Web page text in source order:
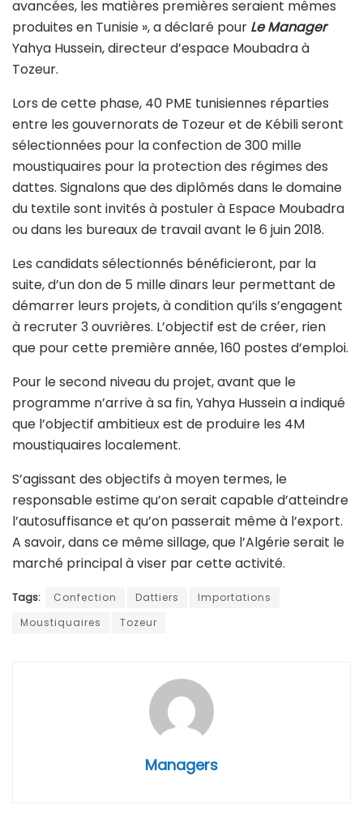
avancées, les matières premières seraient mêmes
produites en Tunisie », a déclaré pour Le Manager
Yahya Hussein, directeur d’espace Moubadra à
Tozeur.
Lors de cette phase, 40 PME tunisiennes réparties
entre les gouvernorats de Tozeur et de Kébili seront
sélectionnées pour la confection de 300 mille
moustiquaires pour la protection des régimes des
dattes. Signalons que des diplômés dans le domaine
du textile sont invités à postuler à Espace Moubadra
ou dans les bureaux de travail avant le 6 juin 2018.
Les candidats sélectionnés bénéficieront, par la
suite, d’un don de 5 mille dinars leur permettant de
démarrer leurs projets, à condition qu’ils s’engagent
à recruter 3 ouvrières. L’objectif est de créer, rien
que pour cette première année, 160 postes d’emploi.
Pour le second niveau du projet, avant que le
programme n’arrive à sa fin, Yahya Hussein a indiqué
que l’objectif ambitieux est de produire les 4M
moustiquaires localement.
S’agissant des objectifs à moyen termes, le
responsable estime qu’on serait capable d’atteindre
l’autosuffisance et qu’on passerait même à l’export.
A savoir, dans ce même sillage, que l’Algérie serait le
marché principal à viser par cette activité.
Tags: Confection Dattiers
Importations
Moustiquaires
Tozeur
Managers